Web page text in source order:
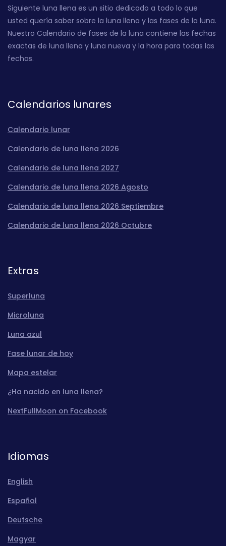
Siguiente luna llena es un sitio dedicado a todo lo que
usted quería saber sobre la luna llena y las fases de la luna.
Nuestro Calendario de fases de la luna contiene las fechas
exactas de luna llena y luna nueva y la hora para todas las
fechas.
Calendarios lunares
Calendario lunar
Calendario de luna llena 2026
Calendario de luna llena 2027
Calendario de luna llena 2026 Agosto
Calendario de luna llena 2026 Septiembre
Calendario de luna llena 2026 Octubre
Extras
Superluna
Microluna
Luna azul
Fase lunar de hoy
Mapa estelar
¿Ha nacido en luna llena?
NextFullMoon on Facebook
Idiomas
English
Español
Deutsche
Magyar